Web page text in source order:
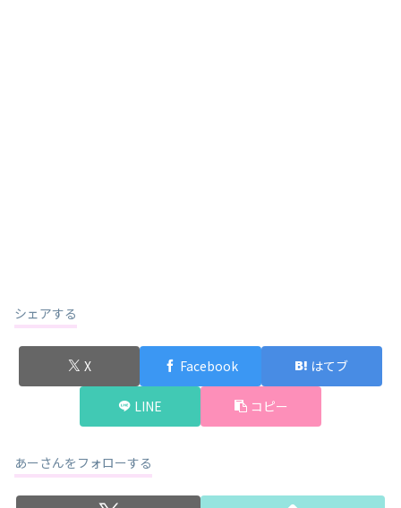
シェアする
X Facebook はてブ
LINE コピー
あーさんをフォローする